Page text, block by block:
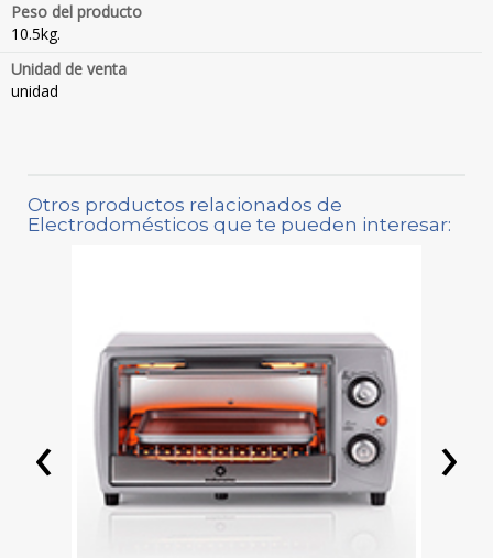
Peso del producto
10.5kg.
Unidad de venta
unidad
Otros productos relacionados de
Electrodomésticos que te pueden interesar:
‹ ›